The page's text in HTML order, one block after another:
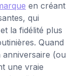
en créant
qui
la fidélité plus
Quand
(ou
une vraie